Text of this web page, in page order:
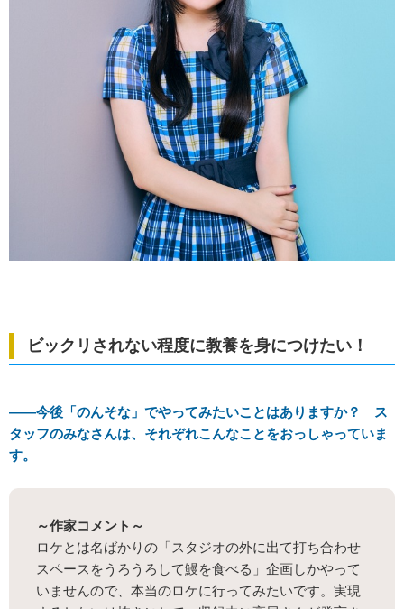
ビックリされない程度に教養を身につけたい！
――今後「のんそな」でやってみたいことはありますか？ ス
タッフのみなさんは、それぞれこんなことをおっしゃっていま
す。
～作家コメント～
ロケとは名ばかりの「スタジオの外に出て打ち合わせ
スペースをうろうろして鰻を食べる」企画しかやって
いませんので、本当のロケに行ってみたいです。実現